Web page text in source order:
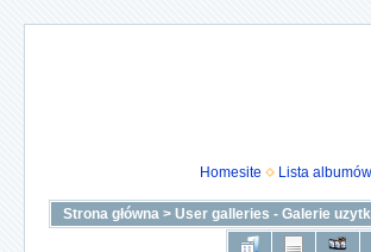
Homesite
Lista albumów
Strona główna > User galleries - Galerie